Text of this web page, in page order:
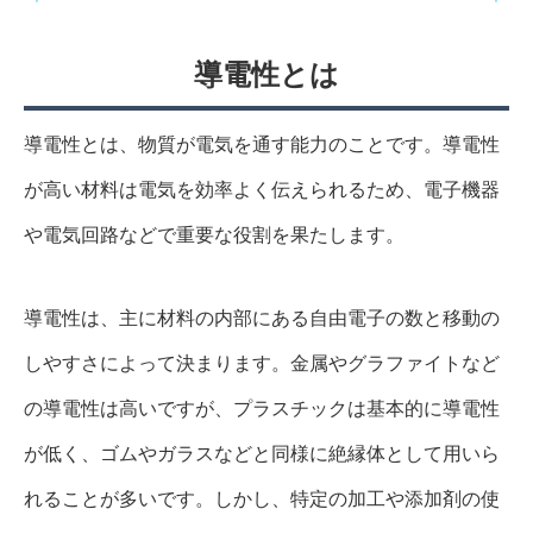
導電性とは
導電性とは、物質が電気を通す能力のことです。導電性
が高い材料は電気を効率よく伝えられるため、電子機器
や電気回路などで重要な役割を果たします。
導電性は、主に材料の内部にある自由電子の数と移動の
しやすさによって決まります。金属やグラファイトなど
の導電性は高いですが、プラスチックは基本的に導電性
が低く、ゴムやガラスなどと同様に絶縁体として用いら
れることが多いです。しかし、特定の加工や添加剤の使